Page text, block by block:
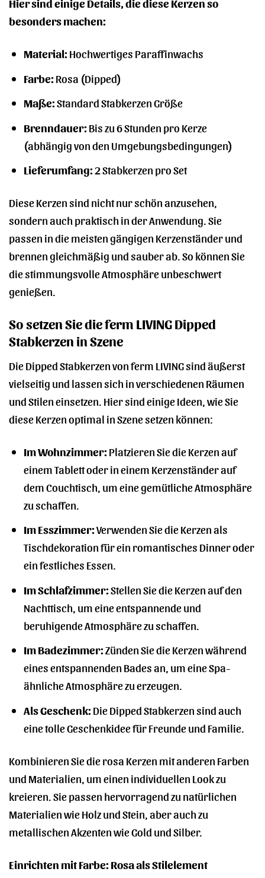
Hier sind einige Details, die diese Kerzen so
besonders machen:
Material:Hochwertiges Paraffinwachs
Farbe:Rosa (Dipped)
Maße:Standard Stabkerzen Größe
Brenndauer:Bis zu 6 Stunden pro Kerze
(abhängig von den Umgebungsbedingungen)
Lieferumfang:2 Stabkerzen pro Set
Diese Kerzen sind nicht nur schön anzusehen,
sondern auch praktisch in der Anwendung. Sie
passen in die meisten gängigen Kerzenständer und
brennen gleichmäßig und sauber ab. So können Sie
die stimmungsvolle Atmosphäre unbeschwert
genießen.
So setzen Sie die ferm LIVING Dipped
Stabkerzen in Szene
Die Dipped Stabkerzen von ferm LIVING sind äußerst
vielseitig und lassen sich in verschiedenen Räumen
und Stilen einsetzen. Hier sind einige Ideen, wie Sie
diese Kerzen optimal in Szene setzen können:
Im Wohnzimmer:Platzieren Sie die Kerzen auf
einem Tablett oder in einem Kerzenständer auf
dem Couchtisch, um eine gemütliche Atmosphäre
zu schaffen.
Im Esszimmer:Verwenden Sie die Kerzen als
Tischdekoration für ein romantisches Dinner oder
ein festliches Essen.
Im Schlafzimmer:Stellen Sie die Kerzen auf den
Nachttisch, um eine entspannende und
beruhigende Atmosphäre zu schaffen.
Im Badezimmer:Zünden Sie die Kerzen während
eines entspannenden Bades an, um eine Spa-
ähnliche Atmosphäre zu erzeugen.
Als Geschenk:Die Dipped Stabkerzen sind auch
eine tolle Geschenkidee für Freunde und Familie.
Kombinieren Sie die rosa Kerzen mit anderen Farben
und Materialien, um einen individuellen Look zu
kreieren. Sie passen hervorragend zu natürlichen
Materialien wie Holz und Stein, aber auch zu
metallischen Akzenten wie Gold und Silber.
Einrichten mit Farbe: Rosa als Stilelement